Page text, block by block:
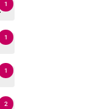
1
1
1
2